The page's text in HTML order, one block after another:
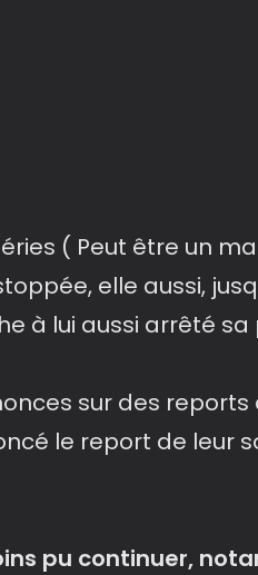
( Peut être un
elle aussi,
à lui aussi arrêté
sur des
le report de leur
pu continuer,